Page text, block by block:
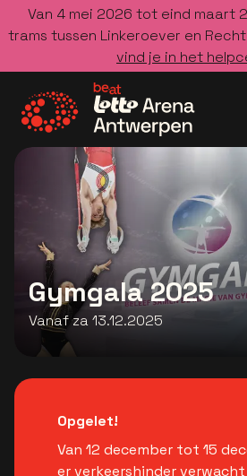
Van 4 mei 2026 tot eind maart
trams tussen Linkeroever en
vind je in het
Ga naar de homepage
Gymgala 2025
Vanaf za 13.12.2025
Opgelet!
Van 12 december tot 15
er verkeershinder